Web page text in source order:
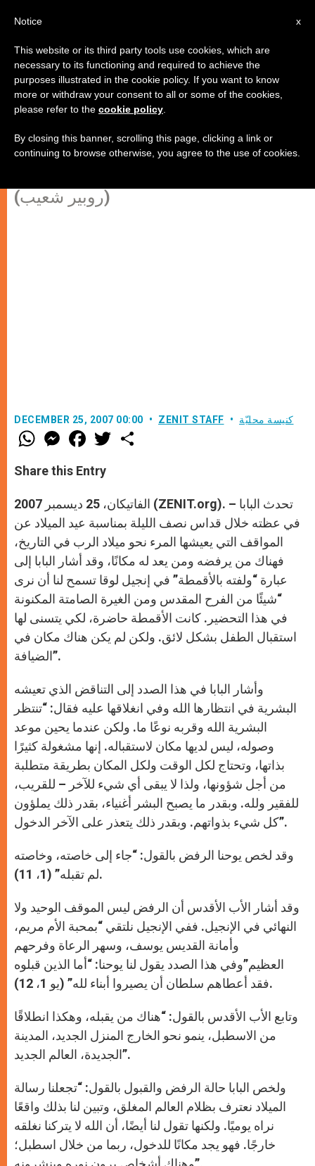
بندكتس السادس عشر: تنتظر
البشرية الله ولكن عندما يحين موعد
وصوله، ليس لديها مكان لاستقباله
(روبير شعيب)
DECEMBER 25, 2007 00:00 ZENIT STAFF كنيسة محليّة
W
h
t
s
p
p
M
e
s
e
e
r
F
a
e
b
o
k
w
r
Share this Entry
الفاتيكان، 25 ديسمبر 2007 (ZENIT.org). – تحدث البابا
في عظته خلال قداس نصف الليلة بمناسبة عيد الميلاد عن
المواقف التي يعيشها المرء نحو ميلاد الرب في التاريخ،
فهناك من يرفضه ومن يعد له مكانًا، وقد أشار البابا إلى
عبارة “ولفته بالأقمطة” في إنجيل لوقا تسمح لنا أن نرى
“شيئًا من الفرح المقدس ومن الغيرة الصامتة المكنونة
في هذا التحضير. كانت الأقمطة حاضرة، لكي يتسنى لها
استقبال الطفل بشكل لائق. ولكن لم يكن هناك مكان في
الضيافة”.
وأشار البابا في هذا الصدد إلى التناقض الذي تعيشه
البشرية في انتظارها الله وفي انغلاقها عليه فقال: “تنتظر
البشرية الله وقربه نوعًا ما. ولكن عندما يحين موعد
وصوله، ليس لديها مكان لاستقباله. إنها مشغولة كثيرًا
بذاتها، وتحتاج لكل الوقت ولكل المكان بطريقة متطلبة
من أجل شؤونها، ولذا لا يبقى أي شيء للآخر – للقريب،
للفقير ولله. وبقدر ما يصبح البشر أغنياء، بقدر ذلك يملؤون
كل شيء بذواتهم. وبقدر ذلك يتعذر على الآخر الدخول”.
وقد لخص يوحنا الرفض بالقول: “جاء إلى خاصته، وخاصته
لم تقبله” (1، 11).
وقد أشار الأب الأقدس أن الرفض ليس الموقف الوحيد ولا
النهائي في الإنجيل. ففي الإنجيل نلتقي “بمحبة الأم مريم،
وأمانة القديس يوسف، وسهر الرعاة وفرحهم
العظيم”وفي هذا الصدد يقول لنا يوحنا: “أما الذين قبلوه
فقد أعطاهم سلطان أن يصيروا أبناء لله” (يو 1، 12).
وتابع الأب الأقدس بالقول: “هناك من يقبله، وهكذا انطلاقًا
من الاسطبل، ينمو نحو الخارج المنزل الجديد، المدينة
الجديدة، العالم الجديد”.
ولخص البابا حالة الرفض والقبول بالقول: “تجعلنا رسالة
الميلاد نعترف بظلام العالم المغلق، وتبين لنا بذلك واقعًا
نراه يوميًا. ولكنها تقول لنا أيضًا، أن الله لا يتركنا نغلقه
خارجًا. فهو يجد مكانًا للدخول، ربما من خلال اسطبل؛
x
Notice
This website or its third party tools use cookies, which are
necessary to its functioning and required to achieve the
purposes illustrated in the cookie policy. If you want to know
more or withdraw your consent to all or some of the cookies,
please refer to the cookie policy
By closing this banner, scrolling this page, clicking a link or
continuing to browse otherwise, you agree to the use of cookies.